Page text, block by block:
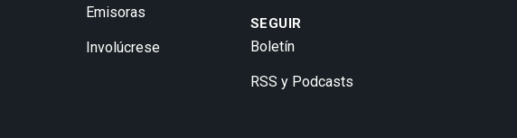
Emisoras
Involúcrese
SEGUIR
Boletín
RSS y Podcasts